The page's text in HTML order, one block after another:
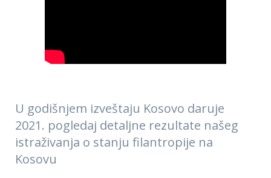
U godišnjem izveštaju Kosovo daruje
2021. pogledaj detaljne rezultate našeg
istraživanja o stanju filantropije na
Kosovu